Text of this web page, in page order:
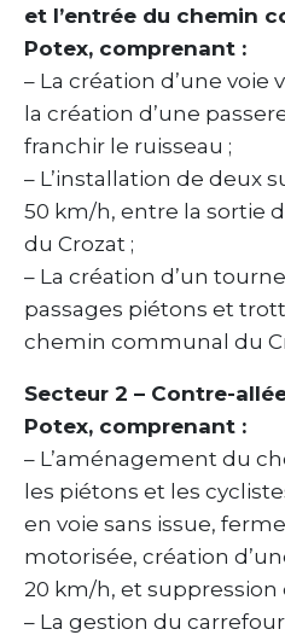
et l’entrée du chemin
Potex, comprenant :
– La création d’une voie
la création d’une
franchir le ruisseau ;
– L’installation de deux
50 km/h, entre la sortie
du Crozat ;
– La création d’un
passages piétons et
chemin communal du
Secteur 2 – Contre-
Potex, comprenant :
– L’aménagement du
les piétons et les
en voie sans issue,
motorisée, création
20 km/h, et suppression
– La gestion du